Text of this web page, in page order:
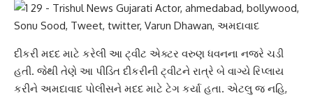
દીકરી મદદ માટે કરેલી આ ટ્વીટ એક્ટર વરુણ ધવનના નજરે ચડી
હતી. જેથી તેણે આ પીડિત દીકરીની ટ્વીટને રાત્રે બે વાગ્યે રિપ્લાય
કરીને અમદાવાદ પોલીસને મદદ માટે ટેગ કર્યા હતા. એટલુ જ નહિ,